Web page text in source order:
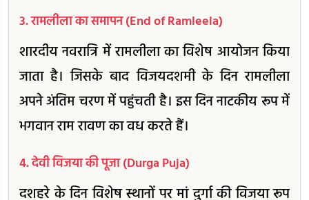
3. रामलीला का समापन (End of Ramleela)
शारदीय नवरात्रि में रामलीला का विशेष आयोजन किया
जाता है। जिसके बाद विजयदशमी के दिन रामलीला
अपने अंतिम चरण में पहुंचती है। इस दिन नाटकीय रूप में
भगवान राम रावण का वध करते हैं।
4. देवी विजया की पूजा (Durga Puja)
दशहरे के दिन विशेष स्थानों पर मां दुर्गा की विजया रूप